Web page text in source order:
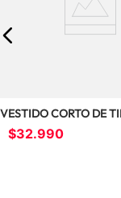
VESTIDO CORTO DE
300799
$32.990